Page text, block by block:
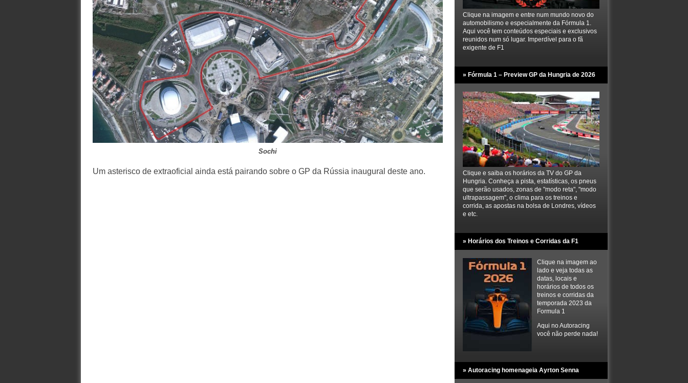
Sochi
Um asterisco de extraoficial ainda está pairando sobre o GP da Rússia inaugural deste ano.
Clique na imagem e entre num mundo novo do
automobilismo e especialmente da Fórmula 1.
Aqui você tem conteúdos especiais e exclusivos
reunidos num só lugar. Imperdível para o fã
exigente de F1
» Fórmula 1 – Preview GP da Hungria de 2026
Clique e saiba os horários da TV do GP da
Hungria. Conheça a pista, estatísticas, os pneus
que serão usados, zonas de "modo reta", "modo
ultrapassagem", o clima para os treinos e
corrida, as apostas na bolsa de Londres, vídeos
e etc.
» Horários dos Treinos e Corridas da F1
Clique na imagem ao
lado e veja todas as
datas, locais e
horários de todos os
treinos e corridas da
temporada 2023 da
Formula 1
Aqui no Autoracing
você não perde nada!
» Autoracing homenageia Ayrton Senna